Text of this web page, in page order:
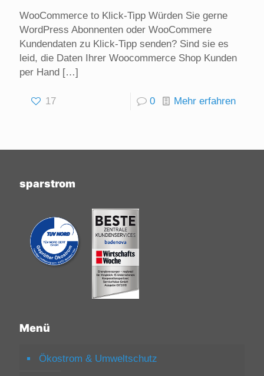
WooCommerce to Klick-Tipp Würden Sie gerne
WordPress Abonnenten oder WooCommere
Kundendaten zu Klick-Tipp senden? Sind sie es
leid, die Daten Ihrer Woocommerce Shop Kunden
per Hand […]
17 0 Mehr erfahren
sparstrom
Menü
Ökostrom & Umweltschutz